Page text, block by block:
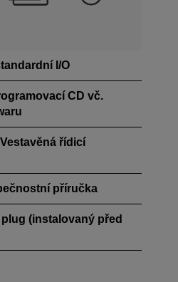
I/O
CD vč.
řídicí
příručka
(instalovaný před